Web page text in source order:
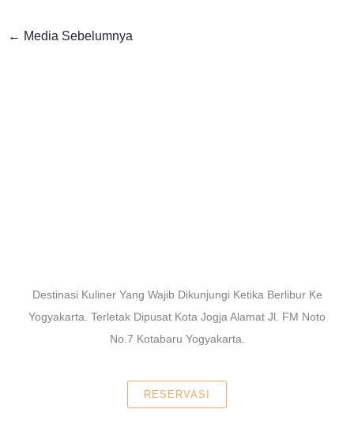
← Media Sebelumnya
Destinasi Kuliner Yang Wajib Dikunjungi Ketika Berlibur Ke
Yogyakarta. Terletak Dipusat Kota Jogja Alamat Jl. FM Noto
No.7 Kotabaru Yogyakarta.
RESERVASI